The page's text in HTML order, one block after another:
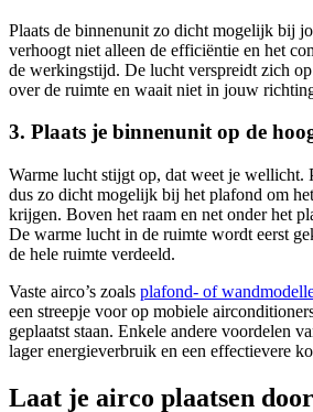
Plaats de binnenunit zo dicht mogelijk bij
verhoogt niet alleen de efficiëntie en het
de werkingstijd. De lucht verspreidt zich
over de ruimte en waait niet in jouw
3. Plaats je binnenunit op de
Warme lucht stijgt op, dat weet je wellicht.
dus zo dicht mogelijk bij het plafond om
krijgen. Boven het raam en net onder het
De warme lucht in de ruimte wordt eerst
de hele ruimte verdeeld.
Vaste airco’s zoals plafond- of
een streepje voor op mobiele
geplaatst staan. Enkele andere voordelen
lager energieverbruik en een effectievere
Laat je airco plaatsen